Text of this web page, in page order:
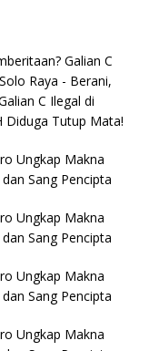
Galian C
Raya - Berani,
C Ilegal di
Diduga Tutup Mata!
Ungkap Makna
Sang Pencipta
Ungkap Makna
Sang Pencipta
Ungkap Makna
Sang Pencipta
Ungkap Makna